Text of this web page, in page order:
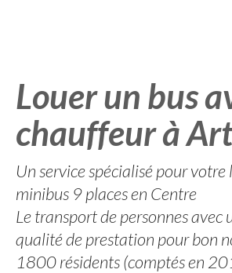
Louer un bus
chauffeur à
Un service spécialisé pour
minibus 9 places en Centre
Le transport de personnes avec
qualité de prestation pour bon
1800 résidents (comptés en